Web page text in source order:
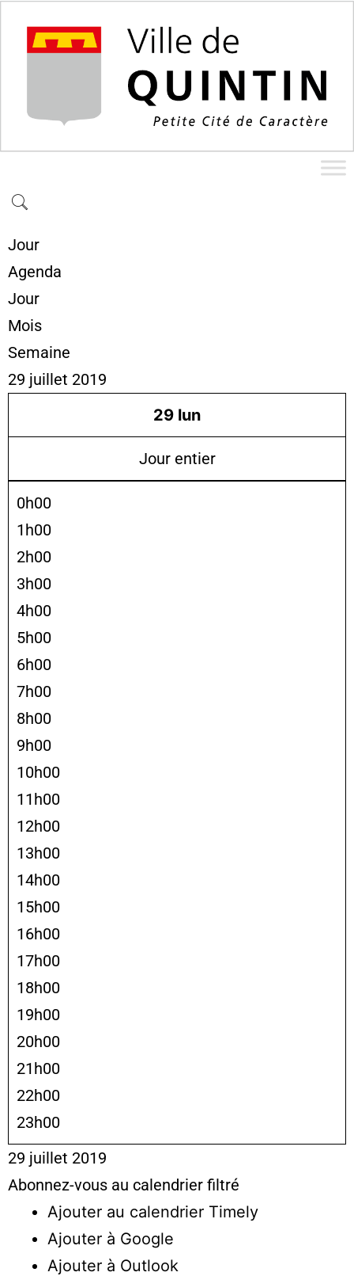
Jour
Agenda
Jour
Mois
Semaine
29 juillet 2019
29 lun
Jour entier
0h00
1h00
2h00
3h00
4h00
5h00
6h00
7h00
8h00
9h00
10h00
11h00
12h00
13h00
14h00
15h00
16h00
17h00
18h00
19h00
20h00
21h00
22h00
23h00
29 juillet 2019
Abonnez-vous au calendrier filtré
Ajouter au calendrier Timely
Ajouter à Google
Ajouter à Outlook